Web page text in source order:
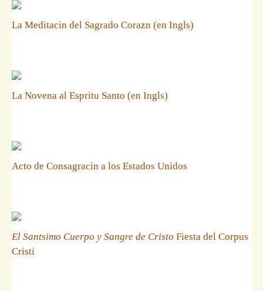
La Meditacin del Sagrado Corazn (en Ingls)
La Novena al Espritu Santo (en Ingls)
Acto de Consagracin a los Estados Unidos
El Santsimo Cuerpo y Sangre de Cristo Fiesta del Corpus
Cristi